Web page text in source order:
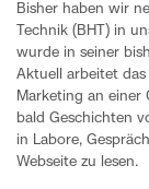
Bisher haben wir
Technik (BHT) in
wurde in seiner
Aktuell arbeitet das
Marketing an einer
bald Geschichten
in Labore,
Webseite zu lesen.